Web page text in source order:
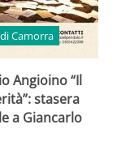
Camorra
Angioino “Il
stasera
a Giancarlo